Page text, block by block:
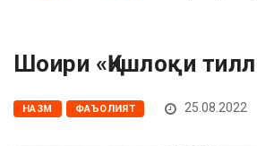
Шоири «Қишлоқи
НАЗМ ФАЪОЛИЯТ 25.08.2022